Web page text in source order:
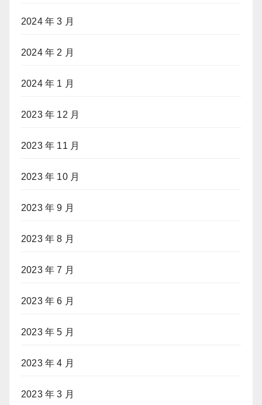
2024 年 3 月
2024 年 2 月
2024 年 1 月
2023 年 12 月
2023 年 11 月
2023 年 10 月
2023 年 9 月
2023 年 8 月
2023 年 7 月
2023 年 6 月
2023 年 5 月
2023 年 4 月
2023 年 3 月